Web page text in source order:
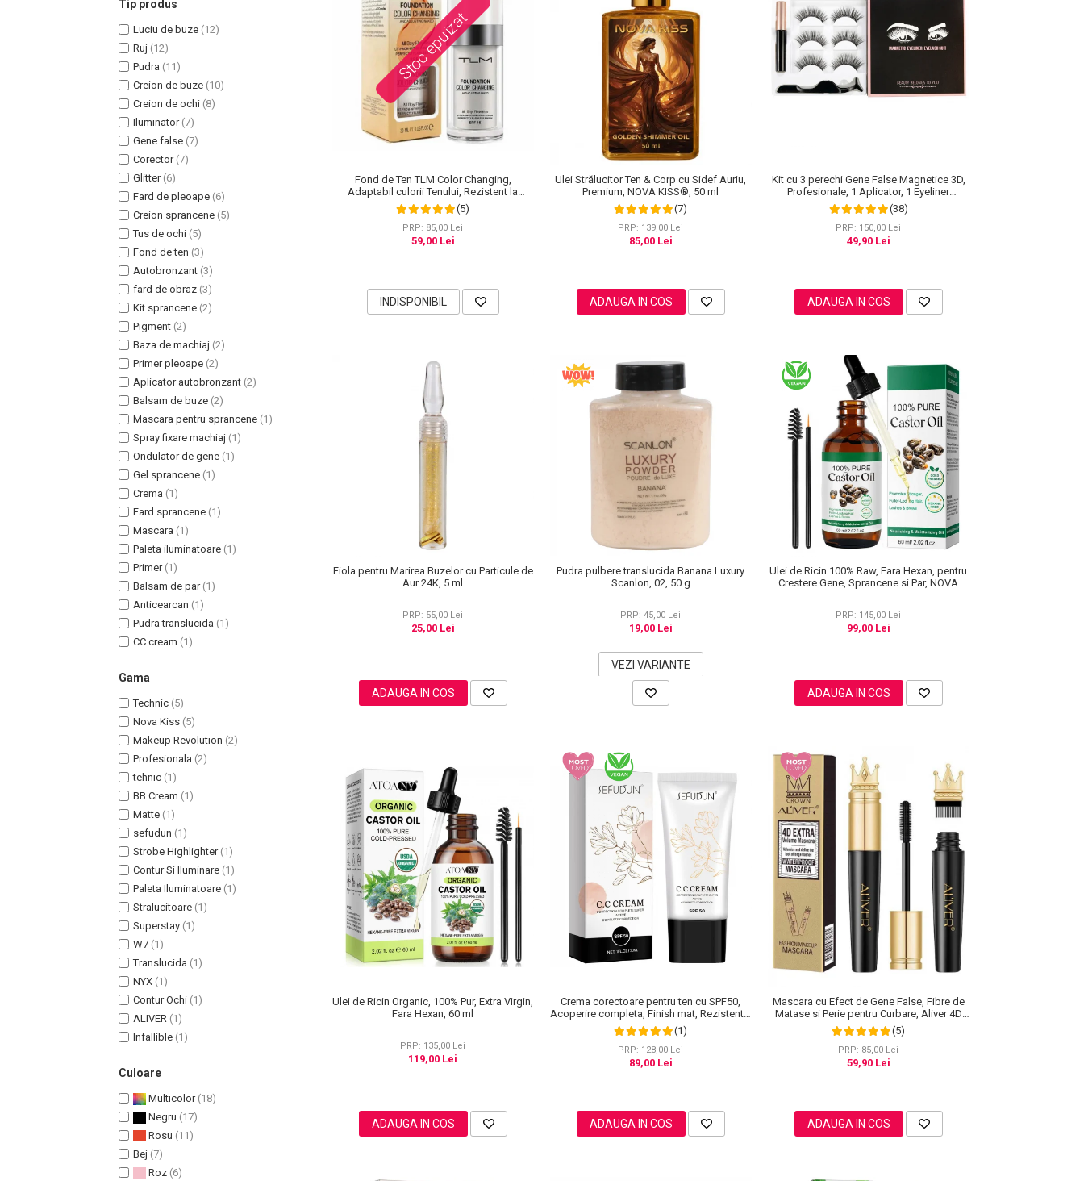
Uleiuri Unghii / Cuticule
Masaj Facial si Drenaj Limfatic
Plasturi ochi / nas / frunte
Demachiant si Apa Micelara
Tip produs
Luciu de buze (12)
Ruj (12)
Pudra (11)
Creion de buze (10)
Creion de ochi (8)
Iluminator (7)
Gene false (7)
Corector (7)
Glitter (6)
Fard de pleoape (6)
Creion sprancene (5)
Tus de ochi (5)
Fond de ten (3)
Autobronzant (3)
fard de obraz (3)
Kit sprancene (2)
Pigment (2)
Baza de machiaj (2)
Primer pleoape (2)
Aplicator autobronzant (2)
Balsam de buze (2)
Mascara pentru sprancene (1)
Spray fixare machiaj (1)
Ondulator de gene (1)
Gel sprancene (1)
Crema (1)
Fard sprancene (1)
Mascara (1)
Paleta iluminatoare (1)
Primer (1)
Balsam de par (1)
Anticearcan (1)
Pudra translucida (1)
CC cream (1)
Gama
Technic (5)
Nova Kiss (5)
Makeup Revolution (2)
Profesionala (2)
tehnic (1)
BB Cream (1)
Matte (1)
sefudun (1)
Strobe Highlighter (1)
Contur Si Iluminare (1)
Paleta Iluminatoare (1)
Stralucitoare (1)
Superstay (1)
W7 (1)
Translucida (1)
NYX (1)
Contur Ochi (1)
ALIVER (1)
Infallible (1)
Culoare
Multicolor (18)
Negru (17)
Rosu (11)
Bej (7)
Roz (6)
Stoc epuizat
Fond de Ten TLM Color Changing,
Adaptabil culorii Tenului, Rezistent la
Transfer 16H, SPF 15, 30 ml
(5)
PRP: 85,00 Lei
59,00 Lei
INDISPONIBIL
Ulei Strălucitor Ten & Corp cu Sidef Auriu,
Premium, NOVA KISS®, 50 ml
(7)
PRP: 139,00 Lei
85,00 Lei
ADAUGA IN COS
Kit cu 3 perechi Gene False Magnetice 3D,
Profesionale, 1 Aplicator, 1 Eyeliner
Magnetic Negru intens, Waterproof, 3
Modele
(38)
PRP: 150,00 Lei
49,90 Lei
ADAUGA IN COS
Fiola pentru Marirea Buzelor cu Particule de
Aur 24K, 5 ml
PRP: 55,00 Lei
25,00 Lei
ADAUGA IN COS
Pudra pulbere translucida Banana Luxury
Scanlon, 02, 50 g
PRP: 45,00 Lei
19,00 Lei
VEZI VARIANTE
Ulei de Ricin 100% Raw, Fara Hexan, pentru
Crestere Gene, Sprancene si Par, NOVA
PRP: 145,00 Lei
99,00 Lei
ADAUGA IN COS
Ulei de Ricin Organic, 100% Pur, Extra Virgin,
Fara Hexan, 60 ml
PRP: 135,00 Lei
119,00 Lei
ADAUGA IN COS
Crema corectoare pentru ten cu SPF50,
Acoperire completa, Finish mat, Rezistenta,
Anti Roseata, CC Cream Sefudun, 30 ml
(1)
PRP: 128,00 Lei
89,00 Lei
ADAUGA IN COS
Mascara cu Efect de Gene False, Fibre de
Matase si Perie pentru Curbare, Aliver 4D
Extra Volume, Waterproof, Negru,10 g
(5)
PRP: 85,00 Lei
59,90 Lei
ADAUGA IN COS